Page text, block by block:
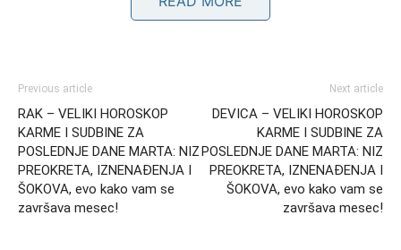
Karmičke veze i zatvaranje starih
poglavlja
Previous article
RAK – VELIKI HOROSKOP
KARME I SUDBINE ZA
POSLEDNJE DANE MARTA: NIZ
PREOKRETA, IZNENAĐENJA I
ŠOKOVA, evo kako vam se
završava mesec!
Next article
DEVICA – VELIKI HOROSKOP
KARME I SUDBINE ZA
POSLEDNJE DANE MARTA: NIZ
PREOKRETA, IZNENAĐENJA I
ŠOKOVA, evo kako vam se
završava mesec!